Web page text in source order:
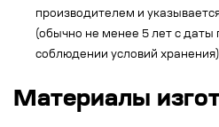
производителем и
(обычно не менее 5 лет с даты
соблюдении условий
Материалы